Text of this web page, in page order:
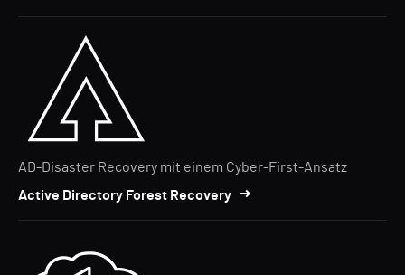
AD-Disaster Recovery mit einem Cyber-First-Ansatz
Active Directory Forest Recovery